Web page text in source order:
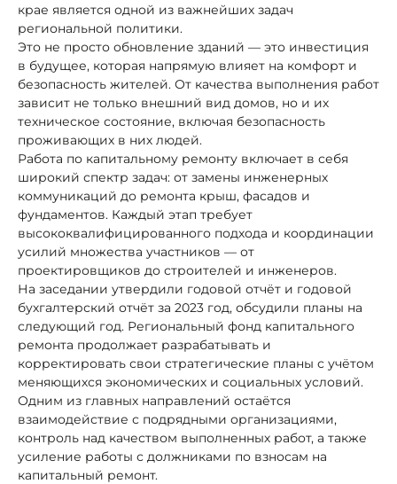
крае является одной из важнейших задач
региональной политики.
Это не просто обновление зданий — это инвестиция
в будущее, которая напрямую влияет на комфорт и
безопасность жителей. От качества выполнения работ
зависит не только внешний вид домов, но и их
техническое состояние, включая безопасность
проживающих в них людей.
Работа по капитальному ремонту включает в себя
широкий спектр задач: от замены инженерных
коммуникаций до ремонта крыш, фасадов и
фундаментов. Каждый этап требует
высококвалифицированного подхода и координации
усилий множества участников — от
проектировщиков до строителей и инженеров.
На заседании утвердили годовой отчёт и годовой
бухгалтерский отчёт за 2023 год, обсудили планы на
следующий год. Региональный фонд капитального
ремонта продолжает разрабатывать и
корректировать свои стратегические планы с учётом
меняющихся экономических и социальных условий.
Одним из главных направлений остаётся
взаимодействие с подрядными организациями,
контроль над качеством выполненных работ, а также
усиление работы с должниками по взносам на
капитальный ремонт.